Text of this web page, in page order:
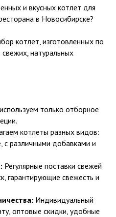
и вкусных котлет для
в Новосибирске?
котлет, изготовленных по
натуральных
только отборное
котлеты разных видов:
с различными добавками и
Регулярные поставки свежей
гарантирующие свежесть и
Индивидуальный
оптовые скидки, удобные